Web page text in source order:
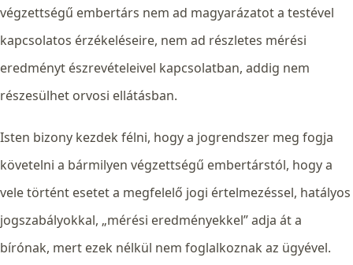
végzettségű embertárs nem ad magyarázatot a testével
kapcsolatos érzékeléseire, nem ad részletes mérési
eredményt észrevételeivel kapcsolatban, addig nem
részesülhet orvosi ellátásban.
Isten bizony kezdek félni, hogy a jogrendszer meg fogja
követelni a bármilyen végzettségű embertárstól, hogy a
vele történt esetet a megfelelő jogi értelmezéssel, hatályos
jogszabályokkal, „mérési eredményekkel” adja át a
bírónak, mert ezek nélkül nem foglalkoznak az ügyével.